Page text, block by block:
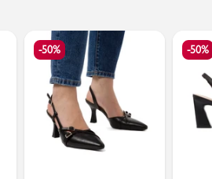
-50% -50%